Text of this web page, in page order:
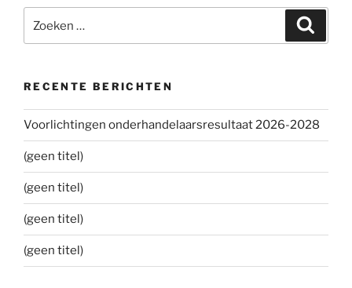
naar:
RECENTE BERICHTEN
Voorlichtingen onderhandelaarsresultaat 2026-2028
(geen titel)
(geen titel)
(geen titel)
(geen titel)